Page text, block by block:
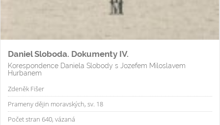
Daniel Sloboda. Dokumenty IV.
Korespondence Daniela Slobody s Jozefem Miloslavem
Hurbanem
Zdeněk Fišer
Prameny dějin moravských, sv. 18
Počet stran 640, vázaná